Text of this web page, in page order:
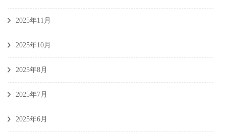
2025年11月
2025年10月
2025年8月
2025年7月
2025年6月